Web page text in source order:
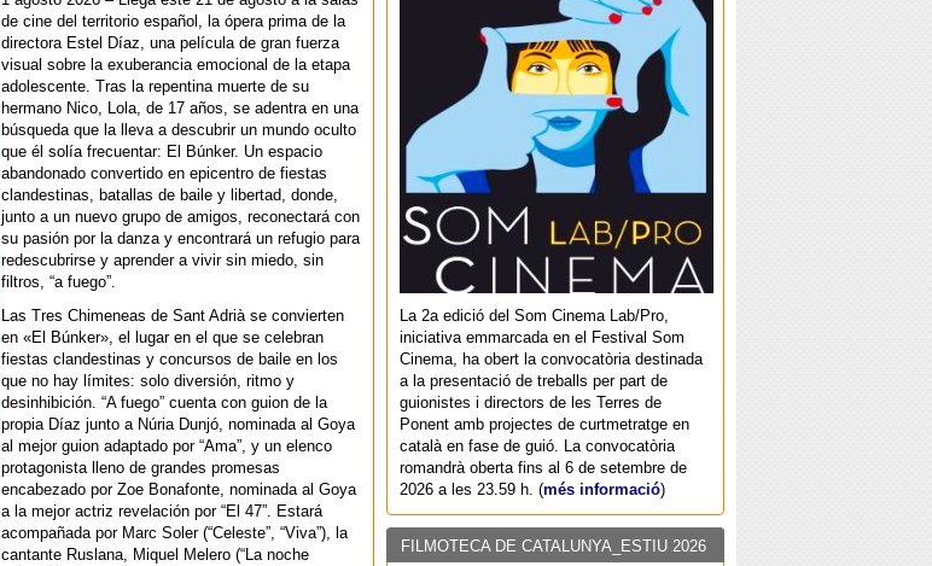
La 2a edició del Som Cinema Lab/Pro,
iniciativa emmarcada en el Festival Som
Cinema, ha obert la convocatòria destinada
a la presentació de treballs per part de
guionistes i directors de les Terres de
Ponent amb projectes de curtmetratge en
català en fase de guió. La convocatòria
romandrà oberta fins al 6 de setembre de
2026 a les 23.59 h. (més informació)
FILMOTECA DE CATALUNYA_ESTIU 2026
de cine del territorio español, la ópera prima de la
directora Estel Díaz, una película de gran fuerza
visual sobre la exuberancia emocional de la etapa
adolescente. Tras la repentina muerte de su
hermano Nico, Lola, de 17 años, se adentra en una
búsqueda que la lleva a descubrir un mundo oculto
que él solía frecuentar: El Búnker. Un espacio
abandonado convertido en epicentro de fiestas
clandestinas, batallas de baile y libertad, donde,
junto a un nuevo grupo de amigos, reconectará con
su pasión por la danza y encontrará un refugio para
redescubrirse y aprender a vivir sin miedo, sin
filtros, “a fuego”.
Las Tres Chimeneas de Sant Adrià se convierten
en «El Búnker», el lugar en el que se celebran
fiestas clandestinas y concursos de baile en los
que no hay límites: solo diversión, ritmo y
desinhibición. “A fuego” cuenta con guion de la
propia Díaz junto a Núria Dunjó, nominada al Goya
al mejor guion adaptado por “Ama”, y un elenco
protagonista lleno de grandes promesas
encabezado por Zoe Bonafonte, nominada al Goya
a la mejor actriz revelación por “El 47”. Estará
acompañada por Marc Soler (“Celeste”, “Viva”), la
cantante Ruslana, Miquel Melero (“La noche